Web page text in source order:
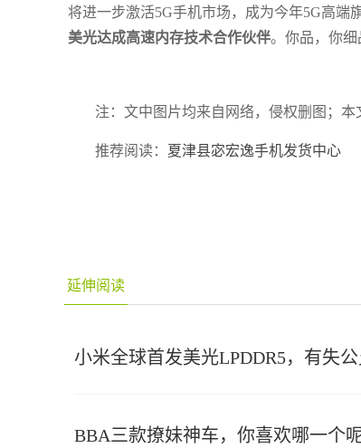
将进一步激活5G手机市场，成为今年5G高端
美光达成高速内存技术合作伙伴。你品，你细
注：文中图片均来自网络，侵权删图；本
推荐阅读： 夏津县宓宏逸手机发货中心
延伸阅读
小米全球首发美光LPDDR5，有失
BBA三款撩妹神车，你喜欢哪一个